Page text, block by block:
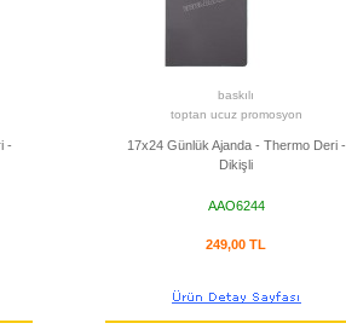
-
baskılı
toptan ucuz promosyon
17x24 Günlük Ajanda - Thermo Deri -
Dikişli
AAO6244
249,00 TL